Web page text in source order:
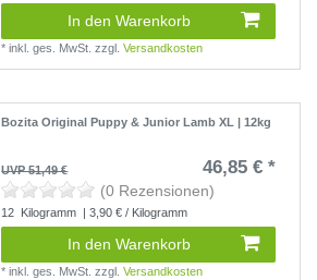
In den Warenkorb
*inkl. ges. MwSt. zzgl.Versandkosten
Bozita Original Puppy & Junior Lamb XL | 12kg
UVP 51,49 € 46,85 € *
(0 Rezensionen)
12 Kilogramm | 3,90 € / Kilogramm
In den Warenkorb
*inkl. ges. MwSt. zzgl.Versandkosten